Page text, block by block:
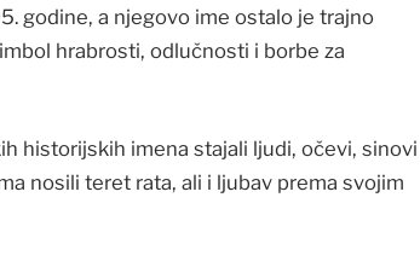
godine, a njegovo ime ostalo je trajno
hrabrosti, odlučnosti i borbe za
historijskih imena stajali ljudi, očevi, sinovi
nosili teret rata, ali i ljubav prema svojim